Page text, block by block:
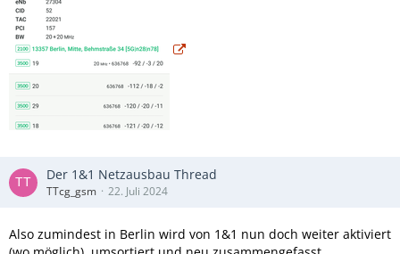
Der 1&1 Netzausbau Thread
TTcg_gsm 22. Juli 2024
Also zumindest in Berlin wird von 1&1 nun doch weiter aktiviert